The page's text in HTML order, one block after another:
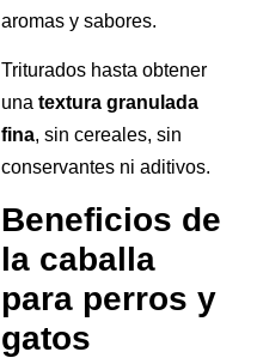
aromas y sabores.
Triturados hasta obtener
una textura granulada
fina, sin cereales, sin
conservantes ni aditivos.
Beneficios de
la caballa
para perros y
gatos